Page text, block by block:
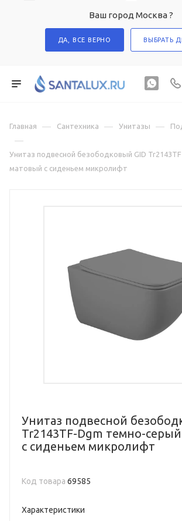
Ваш город Москва ?
ДА, ВСЕ ВЕРНО ВЫБРАТЬ
Главная — Сантехника — Унитазы —
—
Унитаз подвесной безободковый GID
матовый с сиденьем микролифт
Унитаз подвесной
Tr2143TF-Dgm темно-
с сиденьем микролифт
Код товара 69585
Характеристики